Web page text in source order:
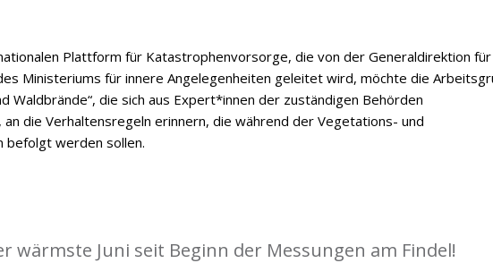
Plattform für Katastrophenvorsorge, die von der Generaldirektion für
Ministeriums für innere Angelegenheiten geleitet wird, möchte die
Waldbrände“, die sich aus Expert*innen der zuständigen Behörden
die Verhaltensregeln erinnern, die während der Vegetations- und
befolgt werden sollen.
wärmste Juni seit Beginn der Messungen am Findel!